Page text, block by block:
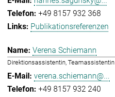
+49 8157 932 368
Publikationsreferenzen
Verena Schiemann
Direktionsassistentin, Teamassistentin
verena.schiemann@...
+49 8157 932 240